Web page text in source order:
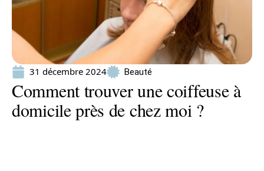
31 décembre 2024 Beauté
Comment trouver une coiffeuse à
domicile près de chez moi ?